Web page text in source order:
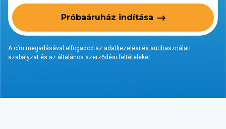
Próbaáruház indítása
A cím megadásával elfogadod az adatkezelési és sütihasználati
szabályzat és az általános szerződési feltételeket.